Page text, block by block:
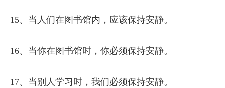
15、当人们在图书馆内，应该保持安静。
16、当你在图书馆时，你必须保持安静。
17、当别人学习时，我们必须保持安静。